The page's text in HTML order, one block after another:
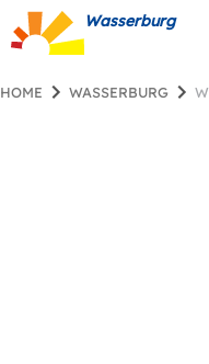
Wasserburg
HOME WASSERBURG